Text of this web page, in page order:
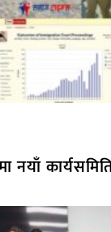
नयाँ